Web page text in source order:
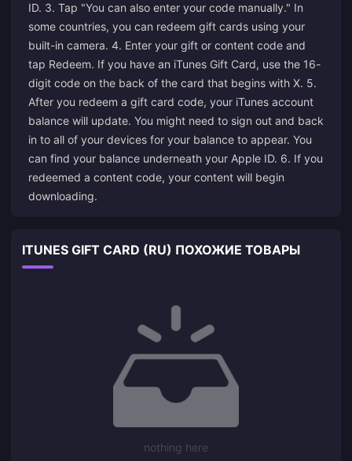
ID. 3. Tap "You can also enter your code manually." In
some countries, you can redeem gift cards using your
built-in camera. 4. Enter your gift or content code and
tap Redeem. If you have an iTunes Gift Card, use the 16-
digit code on the back of the card that begins with X. 5.
After you redeem a gift card code, your iTunes account
balance will update. You might need to sign out and back
in to all of your devices for your balance to appear. You
can find your balance underneath your Apple ID. 6. If you
redeemed a content code, your content will begin
downloading.
ITUNES GIFT CARD (RU) ПОХОЖИЕ ТОВАРЫ
nothing here